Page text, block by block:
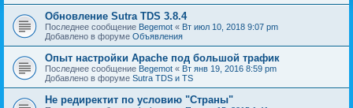
Обновление Sutra TDS 3.8.4
Последнее сообщение Begemot « Вт июл 10, 2018 9:07 pm
Добавлено в форуме Объявления
Опыт настройки Apache под большой трафик
Последнее сообщение Begemot « Вт янв 19, 2016 8:59 pm
Добавлено в форуме Sutra TDS и TS
Не редиректит по условию "Страны"